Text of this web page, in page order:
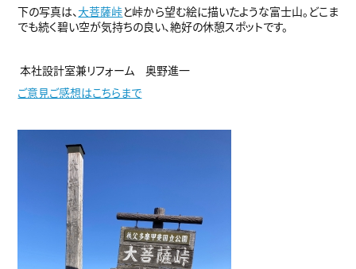
下の写真は、 大菩薩峠と峠から望む絵に描いたような富士山。どこま
でも続く碧い空が気持ちの良い、絶好の休憩スポットです。
本社設計室兼リフォーム 奥野進一
ご意見ご感想はこちらまで